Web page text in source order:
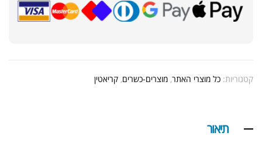
קטגוריות: כל מוצרי האתר, מוצרים-כשרים, קריאטין
תיאור